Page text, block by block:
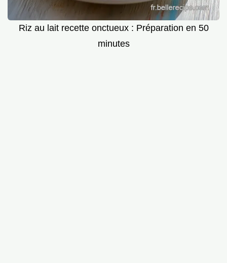
Riz au lait recette onctueux : Préparation en 50
minutes